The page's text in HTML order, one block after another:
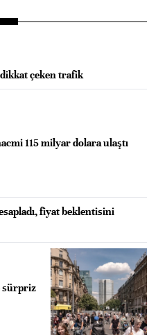
çeken trafik
115 milyar dolara ulaştı
fiyat beklentisini
sürpriz